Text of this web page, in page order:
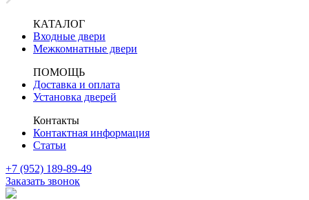
КАТАЛОГ
Входные двери
Межкомнатные двери
ПОМОЩЬ
Доставка и оплата
Установка дверей
Контакты
Контактная информация
Статьи
+7 (952) 189-89-49
Заказать звонок